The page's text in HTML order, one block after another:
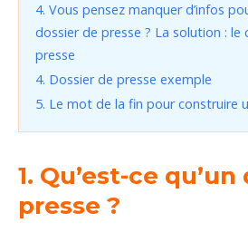
4. Vous pensez manquer d’infos
dossier de presse ? La solution : le
presse
4. Dossier de presse exemple
5. Le mot de la fin pour construire
1. Qu’est-ce
presse ?